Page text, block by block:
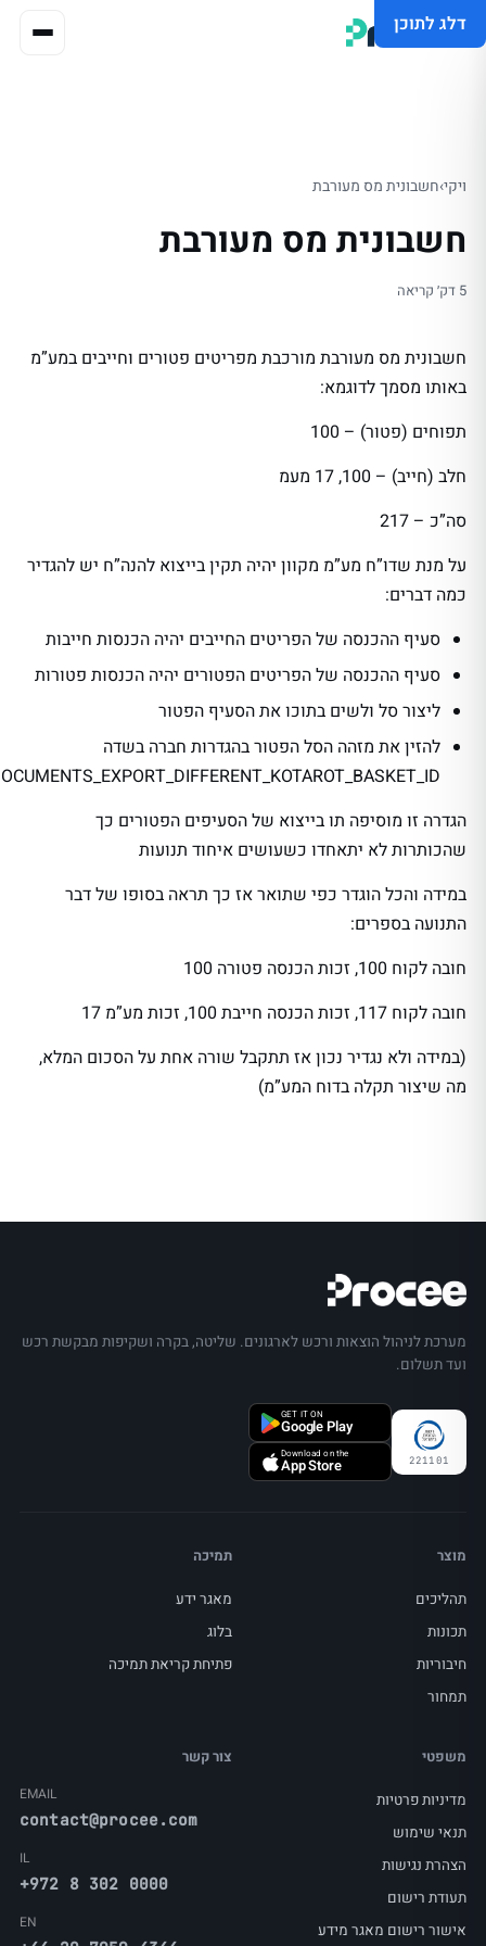
דלג לתוכן
ויקי›חשבונית מס מעורבת
חשבונית מס מעורבת
חשבונית מס מעורבת מורכבת מפריטים פטורים וחייבים במע”מ
באותו מסמך לדוגמא:
תפוחים (פטור) – 100
חלב (חייב) – 100, 17 מעמ
סה”כ – 217
על מנת שדו”ח מע”מ מקוון יהיה תקין בייצוא להנה”ח יש להגדיר
כמה דברים:
סעיף ההכנסה של הפריטים החייבים יהיה הכנסות חייבות
סעיף ההכנסה של הפריטים הפטורים יהיה הכנסות פטורות
ליצור סל ולשים בתוכו את הסעיף הפטור
להזין את מזהה הסל הפטור בהגדרות חברה בשדה
DOCUMENTS_EXPORT_DIFFERENT_KOTAROT_BASKET_ID
הגדרה זו מוסיפה תו בייצוא של הסעיפים הפטורים כך
שהכותרות לא יתאחדו כשעושים איחוד תנועות
במידה והכל הוגדר כפי שתואר אז כך תראה בסופו של דבר
התנועה בספרים:
חובה לקוח 100, זכות הכנסה פטורה 100
חובה לקוח 117, זכות הכנסה חייבת 100, זכות מע”מ 17
(במידה ולא נגדיר נכון אז תתקבל שורה אחת על הסכום המלא,
מה שיצור תקלה בדוח המע”מ)
מערכת לניהול הוצאות ורכש לארגונים. שליטה, בקרה ושקיפות מבקשת רכש
ועד תשלום.
221101
GET IT ON
Google Play
Download on the
App Store
מוצר
תהליכים
תכונות
חיבוריות
תמחור
תמיכה
מאגר ידע
בלוג
פתיחת קריאת תמיכה
משפטי
מדיניות פרטיות
תנאי שימוש
הצהרת נגישות
תעודת רישום
אישור רישום מאגר מידע
צור קשר
EMAIL
contact@procee.com
+972 8 302 0000
EN